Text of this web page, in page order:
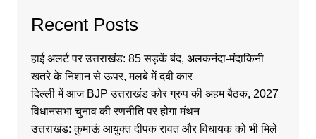
Recent Posts
हाई अलर्ट पर उत्तराखंड: 85 सड़कें बंद, अलकनंदा-मंदाकिनी
खतरे के निशान से ऊपर, मलबे में दबी कार
दिल्ली में आज BJP उत्तराखंड कोर ग्रुप की अहम बैठक, 2027
विधानसभा चुनाव की रणनीति पर होगा मंथन
उत्तराखंड: कुमाऊं आयुक्त दीपक रावत और विधायक को भी मिले